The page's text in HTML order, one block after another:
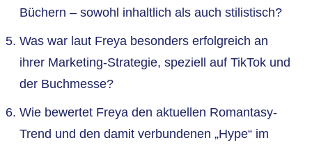
Büchern – sowohl inhaltlich als auch stilistisch?
Was war laut Freya besonders erfolgreich an
ihrer Marketing-Strategie, speziell auf TikTok und
der Buchmesse?
Wie bewertet Freya den aktuellen Romantasy-
Trend und den damit verbundenen „Hype“ im